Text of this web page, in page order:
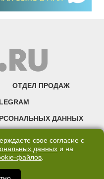
ОТДЕЛ ПРОДАЖ
ДАННЫХ
доведение до всеобщего
«Современный портал
свое согласие с
данных и на
файлов.